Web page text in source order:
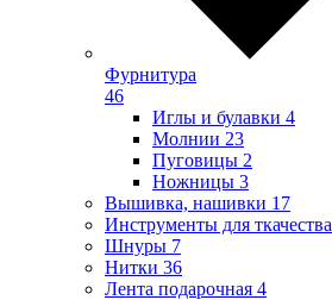
Фурнитура
46
Иглы и булавки 4
Молнии 23
Пуговицы 2
Ножницы 3
Вышивка, нашивки 17
Инструменты для ткачества
Шнуры 7
Нитки 36
Лента подарочная 4